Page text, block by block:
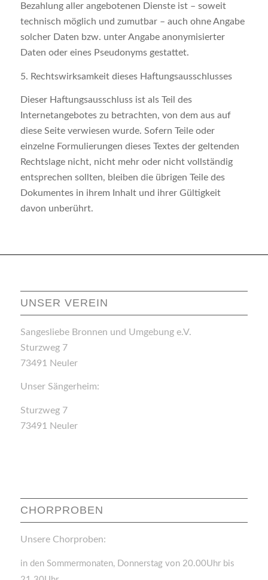
Bezahlung aller angebotenen Dienste ist – soweit
technisch möglich und zumutbar – auch ohne Angabe
solcher Daten bzw. unter Angabe anonymisierter
Daten oder eines Pseudonyms gestattet.
5. Rechtswirksamkeit dieses Haftungsausschlusses
Dieser Haftungsausschluss ist als Teil des
Internetangebotes zu betrachten, von dem aus auf
diese Seite verwiesen wurde. Sofern Teile oder
einzelne Formulierungen dieses Textes der geltenden
Rechtslage nicht, nicht mehr oder nicht vollständig
entsprechen sollten, bleiben die übrigen Teile des
Dokumentes in ihrem Inhalt und ihrer Gültigkeit
davon unberührt.
UNSER VEREIN
Sangesliebe Bronnen und Umgebung e.V.
Sturzweg 7
73491 Neuler
Unser Sängerheim:
Sturzweg 7
73491 Neuler
CHORPROBEN
Unsere Chorproben:
in den Sommermonaten, Donnerstag von 20.00Uhr bis